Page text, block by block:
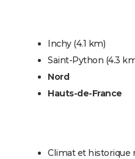
Inchy (4.1 km)
Saint-Python (4.3
Nord
Hauts-de-France
Climat et historique